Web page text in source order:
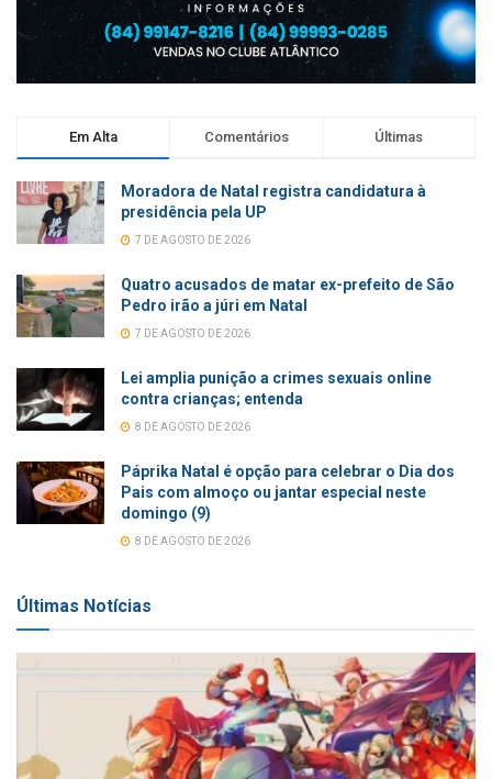
Em Alta Comentários Últimas
Moradora de Natal registra candidatura à
presidência pela UP
7 DE AGOSTO DE 2026
Quatro acusados de matar ex-prefeito de São
Pedro irão a júri em Natal
7 DE AGOSTO DE 2026
Lei amplia punição a crimes sexuais online
contra crianças; entenda
8 DE AGOSTO DE 2026
Páprika Natal é opção para celebrar o Dia dos
Pais com almoço ou jantar especial neste
domingo (9)
8 DE AGOSTO DE 2026
Últimas Notícias